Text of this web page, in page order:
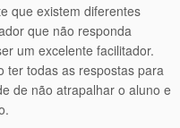
que existem diferentes
que não responda
um excelente facilitador.
ter todas as respostas para
de não atrapalhar o aluno e